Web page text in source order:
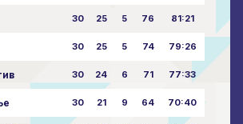
30 25 5 76 81:21
30 25 5 74 79:26
30 24 6 71 77:33
30 21 9 64 70:40